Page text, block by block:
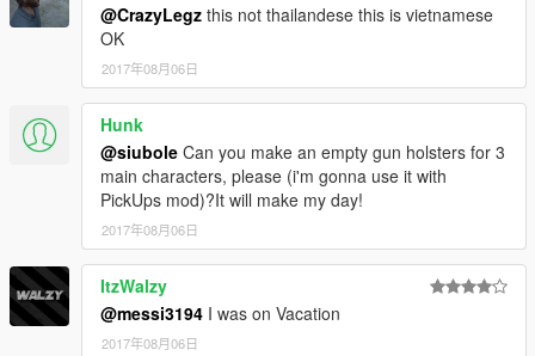
@CrazyLegz this not thailandese this is vietnamese
OK
2017年08月06日
Hunk
@siubole Can you make an empty gun holsters for 3
main characters, please (i'm gonna use it with
PickUps mod)?It will make my day!
2017年08月06日
ItzWalzy
@messi3194 I was on Vacation
2017年08月06日